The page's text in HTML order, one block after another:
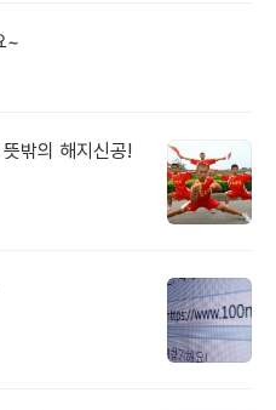
~
밖의 해지신공!